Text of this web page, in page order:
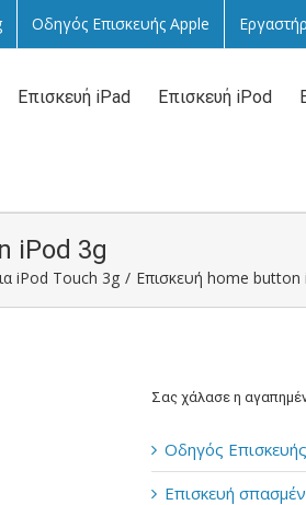
Οδηγός Επισκευής Apple
Επισκευή iPad Επισκευή iPod
iPod 3g
iPod Touch 3g / Επισκευή home button
Σας χάλασε η
Οδηγός
Επισκευή